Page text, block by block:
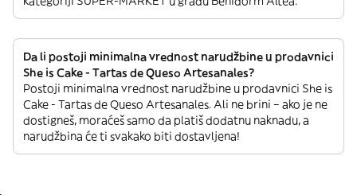
Da li postoji minimalna vrednost narudžbine u prodavnici
She is Cake - Tartas de Queso Artesanales?
Postoji minimalna vrednost narudžbine u prodavnici She is
Cake - Tartas de Queso Artesanales. Ali ne brini – ako je ne
dostigneš, moraćeš samo da platiš dodatnu naknadu, a
narudžbina će ti svakako biti dostavljena!